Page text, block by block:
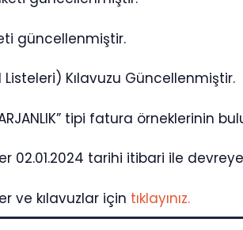
güncellenmiştir.
Listeleri) Kılavuzu Güncellenmiştir.
tipi fatura örneklerinin
02.01.2024 tarihi itibari ile devreye
ve kılavuzlar için tıklayınız.